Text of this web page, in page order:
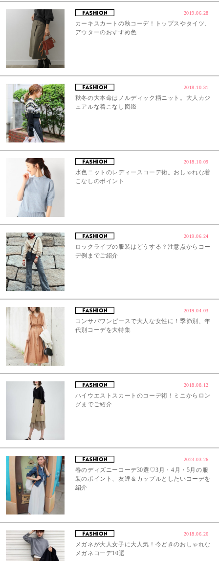
2019.06.28
カーキスカートの秋コーデ！トップスやタイツ、
アウターのおすすめ色
2018.10.31
秋冬の大本命はノルディック柄ニット。大人カジ
ュアルな着こなし図鑑
2018.10.09
水色ニットのレディースコーデ術。おしゃれな着
こなしのポイント
2019.06.24
ロックライブの服装はどうする？注意点からコー
デ例までご紹介
2019.04.03
コンサバワンピースで大人な女性に！季節別、年
代別コーデを大特集
2018.08.12
ハイウエストスカートのコーデ術！ミニからロン
グまでご紹介
2023.03.26
春のディズニーコーデ30選♡3月・4月・5月の服
装のポイント、友達＆カップルとしたいコーデを
紹介
2018.06.26
メガネが大人女子に大人気！今どきのおしゃれな
メガネコーデ10選